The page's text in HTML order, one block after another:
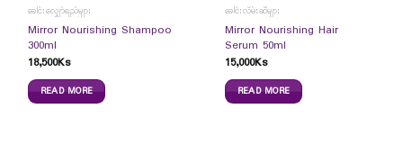
ခေါင်းလျှော်ရည်များ
Mirror Nourishing Shampoo
300ml
18,500Ks
READ MORE
ခေါင်းလိမ်းဆီများ
Mirror Nourishing Hair
Serum 50ml
15,000Ks
READ MORE